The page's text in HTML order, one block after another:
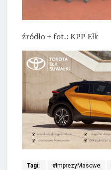
źródło + fot.: KPP Ełk
Tagi: #ImprezyMasowe